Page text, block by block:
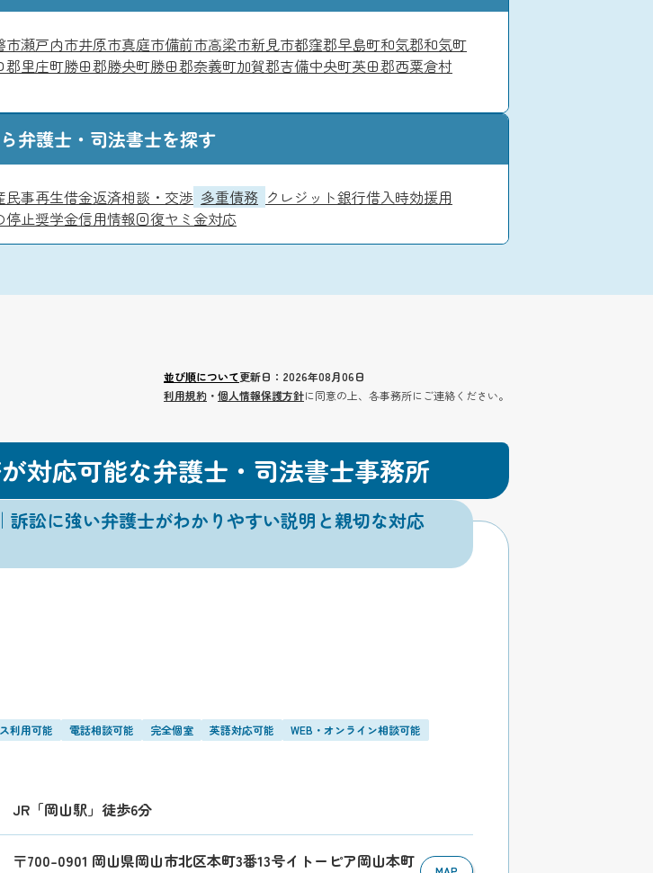
市瀬戸内市井原市真庭市備前市高梁市新見市都窪郡早島町和気郡和気町
郡里庄町勝田郡勝央町勝田郡奈義町加賀郡吉備中央町英田郡西粟倉村
弁護士・司法書士を探す
民事再生借金返済相談・交渉 多重債務 クレジット銀行借入時効援用
停止奨学金信用情報回復ヤミ金対応
並び順について更新日：2026年08月06日
利用規約 ・ 個人情報保護方針に同意の上、各事務所にご連絡ください。
対応可能な弁護士・司法書士事務所
訴訟に強い弁護士がわかりやすい説明と親切な対応
利用可能 電話相談可能 完全個室 英語対応可能
WEB・オンライン相談可能
JR「岡山駅」徒歩6分
〒700-0901 岡山県岡山市北区本町3番13号イトーピア岡山本町